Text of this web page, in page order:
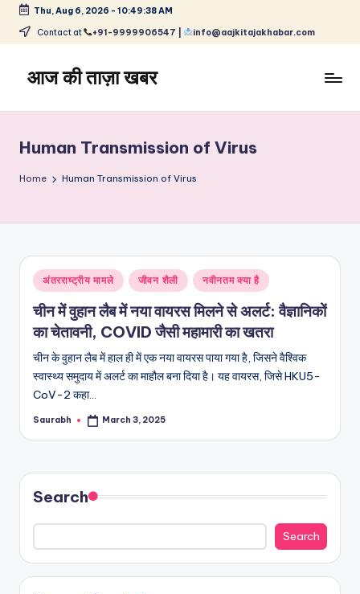
Skip
content
Thu, Aug 6, 2026 - 10:49:38 AM
Contact at +91-9999906547 | info@aajkitajakhabar.com
आज की ताज़ा खबर
ताज़ा
समाचार
–
और
विश्व
Human Transmission of Virus
Home Human Transmission of Virus
Posted
in
अंतरराष्ट्रीय मामले जीवन शैली नवीनतम क्या है
चीन में वुहान लैब में नया वायरस मिलने से अलर्ट: वैज्ञानिकों
का चेतावनी, COVID जैसी महामारी का खतरा
चीन के वुहान लैब में हाल ही में एक नया वायरस पाया गया है, जिसने वैश्विक
स्वास्थ्य समुदाय में अलर्ट का माहौल बना दिया है। यह वायरस, जिसे HKU5-
CoV-2 कहा…
Posted
Saurabh March 3, 2025
Search
Search